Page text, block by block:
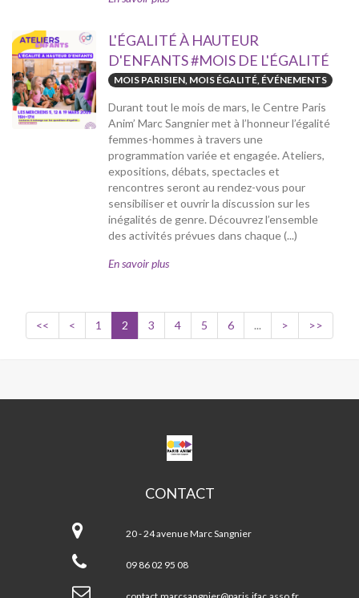
L'ÉGALITÉ À HAUTEUR
D'ENFANTS #MOIS DE L'ÉGALITÉ
MOIS PARISIEN, MOIS ÉGALITÉ, ÉVÉNEMENTS
Durant tout le mois de mars, le Centre Paris
Anim’ Marc Sangnier met à l’honneur l’égalité
femmes-hommes à travers une
programmation variée et engagée. Ateliers,
expositions, débats, spectacles et
rencontres seront au rendez-vous pour
sensibiliser et ouvrir la discussion sur les
inégalités de genre. Découvrez l’ensemble
des activités prévues dans chaque (...)
En savoir plus
<< < 1 2 3 4 5 6 ... > >>
CPA
MARC
CONTACT
Marc
Sangnier
20 - 24 avenue Marc Sangnier
09 86 02 95 08